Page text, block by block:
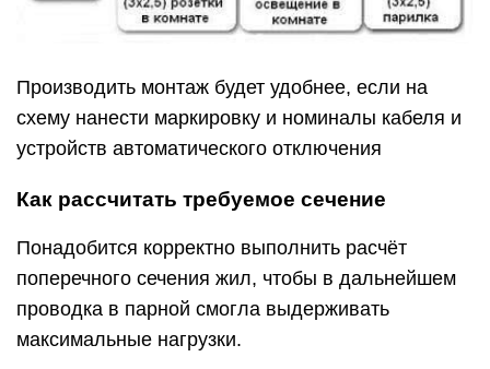
Производить монтаж будет удобнее, если на
схему нанести маркировку и номиналы кабеля и
устройств автоматического отключения
Как рассчитать требуемое сечение
Понадобится корректно выполнить расчёт
поперечного сечения жил, чтобы в дальнейшем
проводка в парной смогла выдерживать
максимальные нагрузки.